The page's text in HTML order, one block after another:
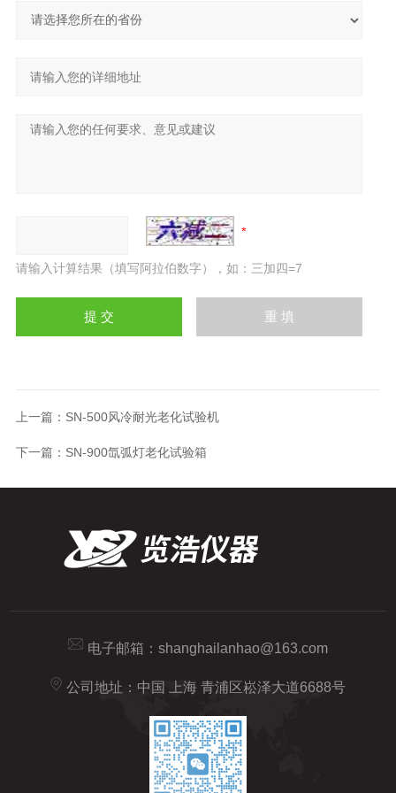
请输入计算结果（填写阿拉伯数字），如：三加四=7
上一篇： SN-500风冷耐光老化试验机
下一篇： SN-900氙弧灯老化试验箱
电子邮箱： shanghailanhao@163.com
公司地址：中国 上海 青浦区崧泽大道6688号